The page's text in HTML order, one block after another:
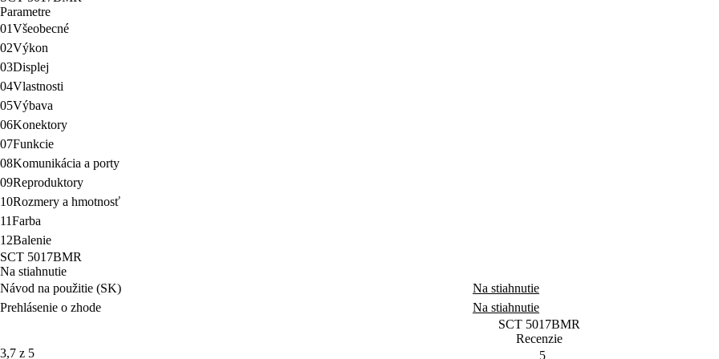
Parametre
01Všeobecné
02Výkon
03Displej
04Vlastnosti
05Výbava
06Konektory
07Funkcie
08Komunikácia a porty
09Reproduktory
10Rozmery a hmotnosť
11Farba
12Balenie
SCT 5017BMR
Na stiahnutie
Návod na použitie (SK)
Na stiahnutie
Prehlásenie o zhode
Na stiahnutie
SCT 5017BMR
Recenzie
3,7 z 5
5